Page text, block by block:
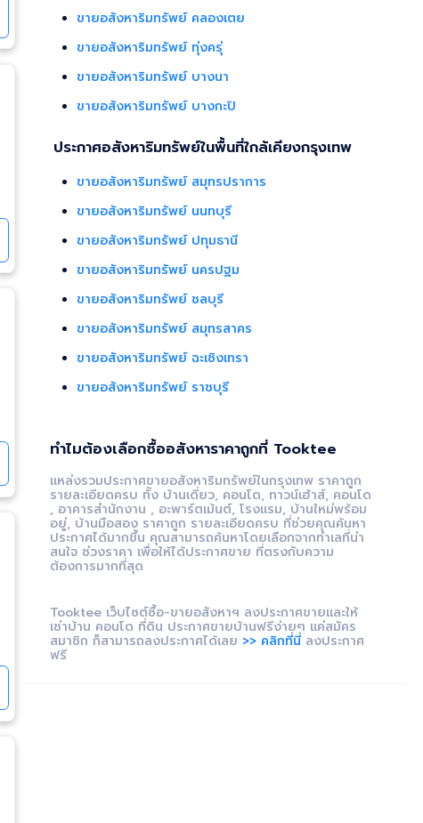
ขายอสังหาริมทรัพย์ คลองเตย
ขายอสังหาริมทรัพย์ ทุ่งครุ่
ขายอสังหาริมทรัพย์ บางนา
ขายอสังหาริมทรัพย์ บางกะปิ
ประกาศอสังหาริมทรัพย์ในพื้นที่ใกล้เคียงกรุงเทพ
ขายอสังหาริมทรัพย์ สมุทรปราการ
ขายอสังหาริมทรัพย์ นนทบุรี
ขายอสังหาริมทรัพย์ ปทุมธานี
ขายอสังหาริมทรัพย์ นครปฐม
ขายอสังหาริมทรัพย์ ชลบุรี
ขายอสังหาริมทรัพย์ สมุทรสาคร
ขายอสังหาริมทรัพย์ ฉะเชิงเทรา
ขายอสังหาริมทรัพย์ ราชบุรี
ทำไมต้องเลือกซื้ออสังหาราคาถูกที่ Tooktee
แหล่งรวมประกาศขายอสังหาริมทรัพย์ในกรุงเทพ ราคาถูก
รายละเอียดครบ ทั้ง บ้านเดี่ยว, คอนโด, ทาวน์เฮ้าส์, คอนโด
, อาคารสำนักงาน , อะพาร์ตเม้นต์, โรงแรม, บ้านใหม่พร้อม
อยู่, บ้านมือสอง ราคาถูก รายละเอียดครบ ที่ช่วยคุณค้นหา
ประกาศได้มากขึ้น คุณสามารถค้นหาโดยเลือกจากทำเลที่น่า
สนใจ ช่วงราคา เพื่อให้ได้ประกาศขาย ที่ตรงกับความ
ต้องการมากที่สุด
Tooktee เว็บไซต์ซื้อ-ขายอสังหาฯ ลงประกาศขายและให้
เช่าบ้าน คอนโด ที่ดิน ประกาศขายบ้านฟรีง่ายๆ แค่สมัคร
สมาชิก ก็สามารถลงประกาศได้เลย >> คลิกที่นี่ ลงประกาศ
ฟรี